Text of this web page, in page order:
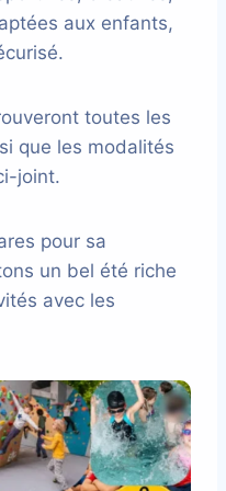
aux enfants,
toutes les
que les modalités
joint.
pour sa
un bel été riche
avec les